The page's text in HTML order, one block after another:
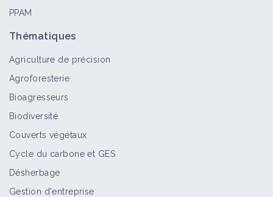
PPAM
Thématiques
Agriculture de précision
Agroforesterie
Bioagresseurs
Biodiversité
Couverts végétaux
Cycle du carbone et GES
Désherbage
Gestion d'entreprise